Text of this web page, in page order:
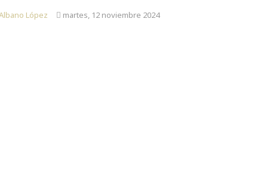
ILUSTRA
López martes, 12 noviembre 2024